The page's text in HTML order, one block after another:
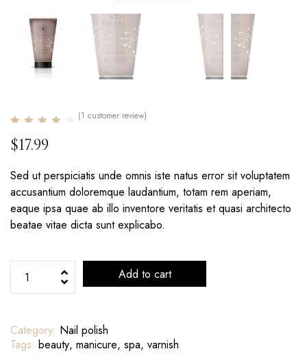
5 based on
customer rating
(1 customer review)
$17.99
Sed ut perspiciatis unde omnis iste natus error sit voluptatem
accusantium doloremque laudantium, totam rem aperiam,
eaque ipsa quae ab illo inventore veritatis et quasi architecto
beatae vitae dicta sunt explicabo.
Add to cart
Category: Nail polish
Tags: beauty, manicure, spa, varnish